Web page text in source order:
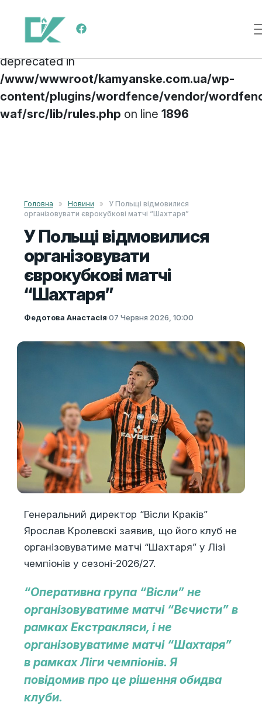
Deprecated
: preg_replace(): Passing null to
parameter #3 ($subject) of type array|string is
deprecated in
/www/wwwroot/kamyanske.com.ua/wp-
content/plugins/wordfence/vendor/
waf/src/lib/rules.php on line 1896
Main Navigation
Головна » Новини »
У Польщі відмовилися
організовувати єврокубкові матчі “Шахтаря”
У Польщі відмовилися
організовувати
єврокубкові матчі
“Шахтаря”
Федотова Анастасія·07 Червня 2026, 10:00
Генеральний директор “Вісли Краків”
Ярослав Кролевскі заявив, що його клуб не
організовуватиме матчі “Шахтаря” у Лізі
чемпіонів у сезоні-2026/27.
“Оперативна група “Вісли” не
організовуватиме матчі “Вєчисти” в
рамках Екстракляси, і не
організовуватиме матчі “Шахтаря”
в рамках Ліги чемпіонів. Я
повідомив про це рішення обидва
клуби.